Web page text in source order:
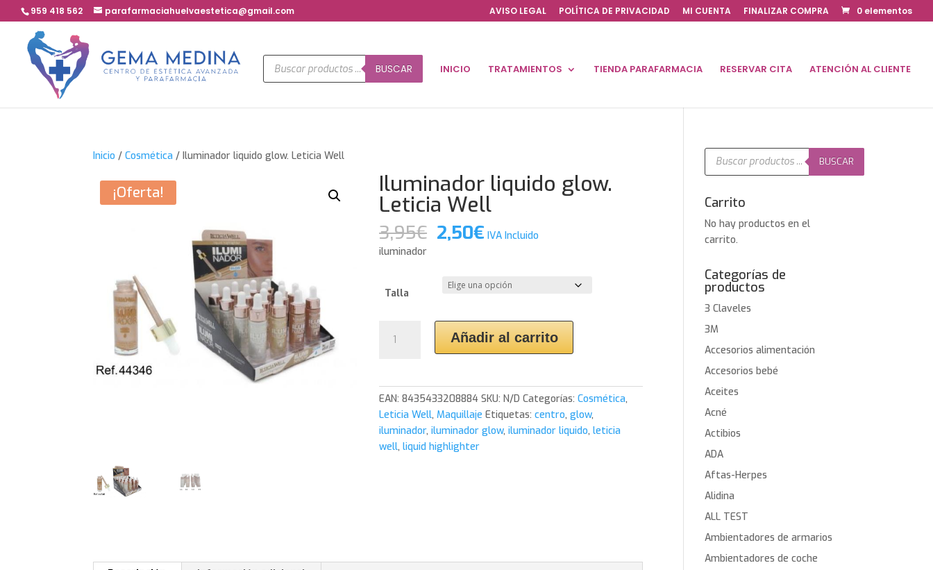
959 418 562 parafarmaciahuelvaestetica@gmail.com AVISO LEGAL POLÍTICA DE PRIVACIDAD MI CUENTA FINALIZAR COMPRA 0 elementos
Búsqueda
de
productos
BUSCAR INICIO TRATAMIENTOS TIENDA PARAFARMACIA RESERVAR CITA ATENCIÓN AL CLIENTE
Inicio /Cosmética / Iluminador liquido glow. Leticia Well
¡Oferta! Iluminador liquido glow.
Leticia Well
3,95€ El
precio
era:
3,95€.
2,50€El
es:
2,50€.
IVA Incluido
iluminador
Talla
liquido
Well
cantidad
Añadir al carrito
EAN:8435433208884 SKU:N/D Categorías:Cosmética,
Leticia Well,Maquillaje Etiquetas:centro,glow,
iluminador,iluminador glow,iluminador liquido,leticia
well,liquid highlighter
Búsqueda
productos
BUSCAR
Carrito
No hay productos en el
carrito.
Categorías de
productos
3 Claveles
3M
Accesorios alimentación
Accesorios bebé
Aceites
Acné
Actibios
ADA
Aftas-Herpes
Alidina
ALL TEST
Ambientadores de armarios
Ambientadores de coche